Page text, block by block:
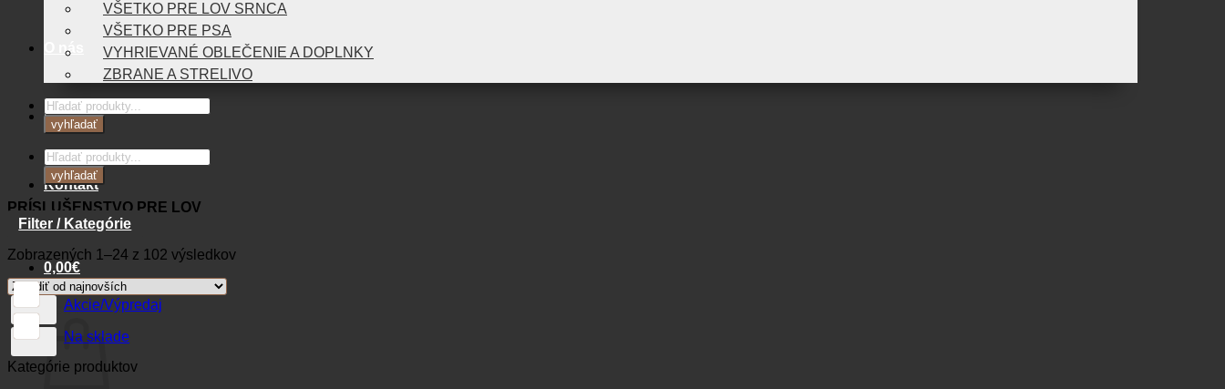
O nás
Blog
Kontakt
0,00€
Košík
VŠETKO PRE LOV SRNCA
VŠETKO PRE PSA
VYHRIEVANÉ OBLEČENIE A DOPLNKY
ZBRANE A STRELIVO
Products
search
vyhľadať
Products
search
vyhľadať
PRÍSLUŠENSTVO PRE LOV
Filter / Kategórie
Zobrazených 1–24 z 102 výsledkovZoradené
Akcie/Výpredaj
Na sklade
Kategórie produktov